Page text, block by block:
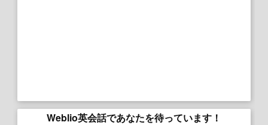
Weblio英会話であなたを待っています！